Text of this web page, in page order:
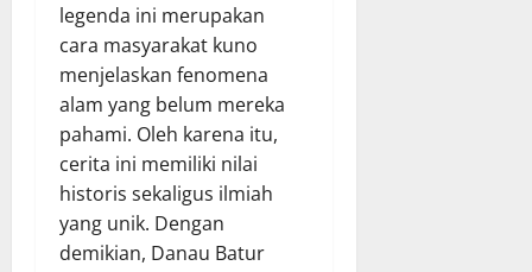
legenda ini merupakan
cara masyarakat kuno
menjelaskan fenomena
alam yang belum mereka
pahami. Oleh karena itu,
cerita ini memiliki nilai
historis sekaligus ilmiah
yang unik. Dengan
demikian, Danau Batur